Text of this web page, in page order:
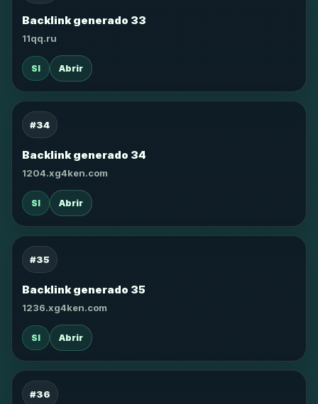
Backlink generado 33
11qq.ru
SI Abrir
#34
Backlink generado 34
1204.xg4ken.com
SI Abrir
#35
Backlink generado 35
1236.xg4ken.com
SI Abrir
#36